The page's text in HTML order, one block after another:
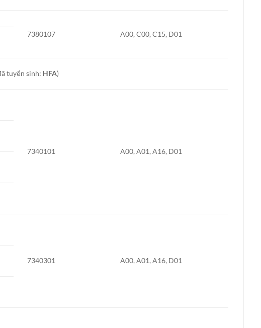
7380107
A00, C00, C15, D01
tuyển sinh: HFA)
7340101 A00, A01, A16, D01
7340301 A00, A01, A16, D01